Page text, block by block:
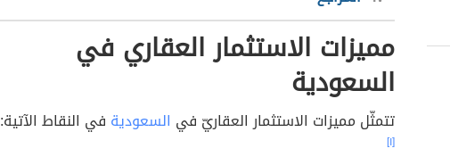
مميزات الاستثمار العقاري في
السعودية
تتمثّل مميزات الاستثمار العقاريّ في السعودية في النقاط الآتية:
[١]